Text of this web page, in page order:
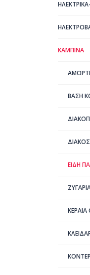
ΚΑΜΠΙΝΑ
ΒΑΣΗ
ΕΙΔΗ
ΚΕΡΑΊΑ